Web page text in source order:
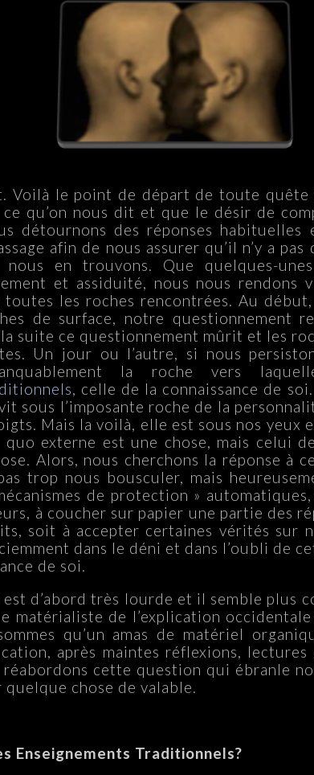
Voilà le point de départ de toute
qu’on nous dit et que le désir de
détournons des réponses habituelles
afin de nous assurer qu’il n’y a pas
en trouvons. Que quelques-
et assiduité, nous nous rendons
les roches rencontrées. Au
de surface, notre questionnement
suite ce questionnement mûrit et les
Un jour ou l’autre, si nous
la roche vers
, celle de la connaissance de
sous l’imposante roche de la
Mais la voilà, elle est sous nos yeux
externe est une chose, mais celui
Alors, nous cherchons la réponse à
trop nous bousculer, mais
de protection »
à coucher sur papier une partie des
soit à accepter certaines vérités sur
dans le déni et dans l’oubli de
de soi.
d’abord très lourde et il semble plus
matérialiste de l’explication
qu’un amas de matériel
après maintes réflexions,
cette question qui ébranle
chose de valable.
Enseignements Traditionnels?